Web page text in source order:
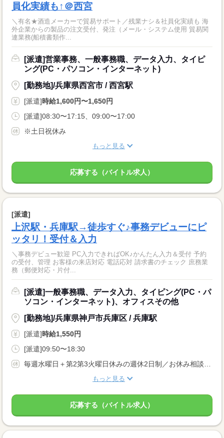
員化実績も↑＠西宮
＼有名★酒造メーカーで貿易サポート／残業ナシ＆社員化実績も 海
外企業からの製品の注文受付、発注（メール・システム使用 貿易関
連業務(船積書類作...
[派遣]営業事務、一般事務職、データ入力、タイピ
ング(PC・パソコン・インターネット)
[勤務地]/兵庫県西宮市 / 西宮駅
[派遣]時給1,600円〜1,650円
[派遣]08:30〜17:15、09:00〜17:00
※土日祝休み
もっと見る
応募する（バイトル求人）
[派遣]
上沢駅・兵庫駅→徒歩すぐ♪事務デビューにピ
ッタリ！受付＆入力
＼事務デビュー歓迎 PC入力できればOK♪かんたん入力＆受付 予約
の受付、管理 お客様の来店対応 電話応対 請求書のチェック 庶務業
務（郵便対応・片付...
[派遣]一般事務職、データ入力、タイピング(PC・パ
ソコン・インターネット)、オフィスその他
[勤務地]/兵庫県神戸市兵庫区 / 兵庫駅
[派遣]時給1,550円
[派遣]09:50〜18:30
もっと見る
応募する（バイトル求人）